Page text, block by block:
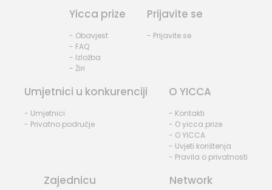
Yicca prize
- Obavjest
- FAQ
- Izložba
- Žiri
Prijavite se
- Prijavite se
Umjetnici u konkurenciji
- Umjetnici
- Privatno područje
O YICCA
- Kontakti
- O yicca prize
- O YICCA
- Uvjeti korištenja
- Pravila o privatnosti
Zajednicu Network